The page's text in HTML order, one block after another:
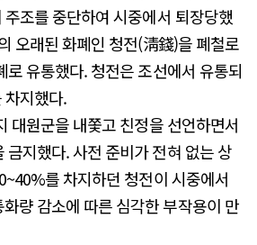
조를 중단하여 시중에서 퇴장당했
오래된 화폐인 청전(淸錢)을 폐철로
로 유통했다. 청전은 조선에서 유통되
지했다.
대원군을 내쫓고 친정을 선언하면서
금지했다. 사전 준비가 전혀 없는 상
를 차지하던 청전이 시중에서
량 감소에 따른 심각한 부작용이 만